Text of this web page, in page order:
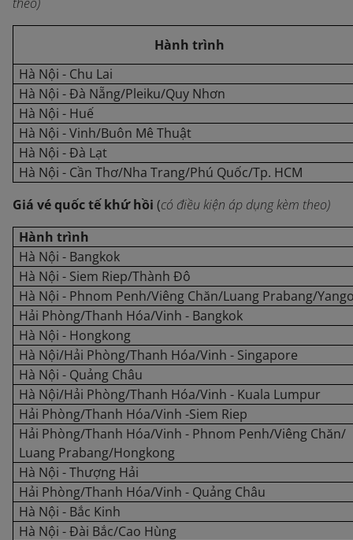
Hành trình
Hà Nội - Chu Lai
Hà Nội - Đà Nẵng/Pleiku/Quy Nhơn
Hà Nội - Huế
Hà Nội - Vinh/Buôn Mê Thuật
Hà Nội - Đà Lạt
Hà Nội - Cần Thơ/Nha Trang/Phú Quốc/Tp. HCM
Giá vé quốc tế khứ hồi (có điều kiện áp dụng kèm theo)
Hành trình
Hà Nội - Bangkok
Hà Nội - Siem Riep/Thành Đô
Hà Nội - Phnom Penh/Viêng Chăn/Luang Prabang/
Hải Phòng/Thanh Hóa/Vinh - Bangkok
Hà Nội - Hongkong
Hà Nội/Hải Phòng/Thanh Hóa/Vinh - Singapore
Hà Nội - Quảng Châu
Hà Nội/Hải Phòng/Thanh Hóa/Vinh - Kuala Lumpur
Hải Phòng/Thanh Hóa/Vinh -Siem Riep
Hải Phòng/Thanh Hóa/Vinh - Phnom Penh/Viêng Chăn/
Luang Prabang/Hongkong
Hà Nội - Thượng Hải
Hải Phòng/Thanh Hóa/Vinh - Quảng Châu
Hà Nội - Bắc Kinh
Hà Nội - Đài Bắc/Cao Hùng